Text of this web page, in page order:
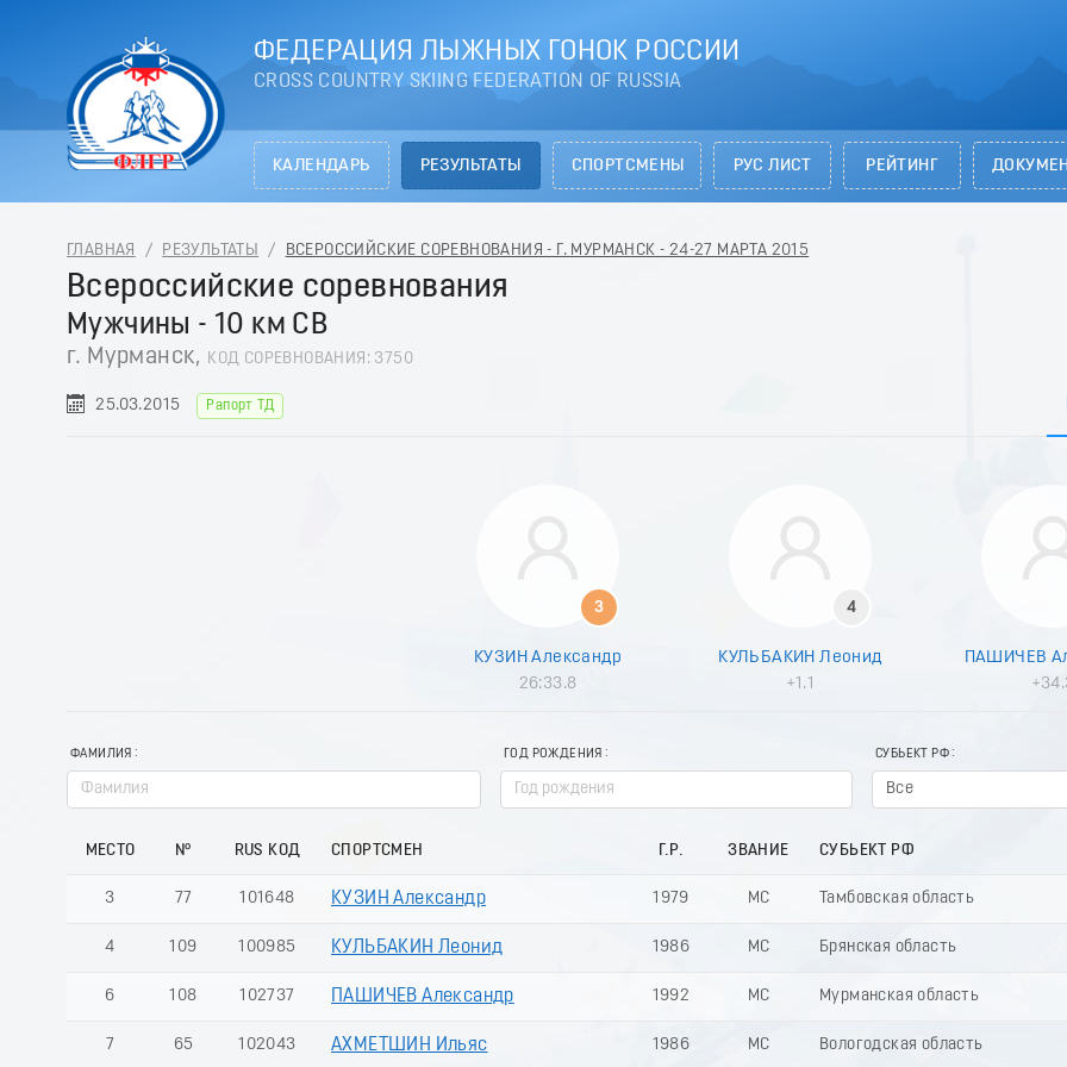
ФЕДЕРАЦИЯ ЛЫЖНЫХ ГОНОК РОССИИ
CROSS COUNTRY SKIING FEDERATION OF RUSSIA
КАЛЕНДАРЬ РЕЗУЛЬТАТЫ СПОРТСМЕНЫ РУС ЛИСТ РЕЙТИНГ
ГЛАВНАЯ / РЕЗУЛЬТАТЫ / ВСЕРОССИЙСКИЕ СОРЕВНОВАНИЯ - Г. МУРМАНСК - 24-27 МАРТА 2015
Всероссийские соревнования
Мужчины - 10 км СВ
г. Мурманск, КОД СОРЕВНОВАНИЯ: 3750
25.03.2015 Рапорт ТД
3
КУЗИН Александр
26:33.8
4
КУЛЬБАКИН Леонид
+1.1
ПАШИЧЕВ
ФАМИЛИЯ ГОД РОЖДЕНИЯ СУБЬЕКТ РФ
Все
МЕСТО № RUS КОД СПОРТСМЕН Г.Р. ЗВАНИЕ СУБЬЕКТ РФ
3 77 101648 КУЗИН Александр 1979 МС Тамбовская область
4 109 100985 КУЛЬБАКИН Леонид 1986 МС Брянская область
6 108 102737 ПАШИЧЕВ Александр 1992 МС Мурманская область
7 65 102043 АХМЕТШИН Ильяс 1986 МС Вологодская область